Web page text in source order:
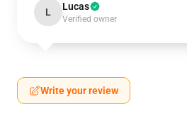
L Lucas
Verified owner
Write your review